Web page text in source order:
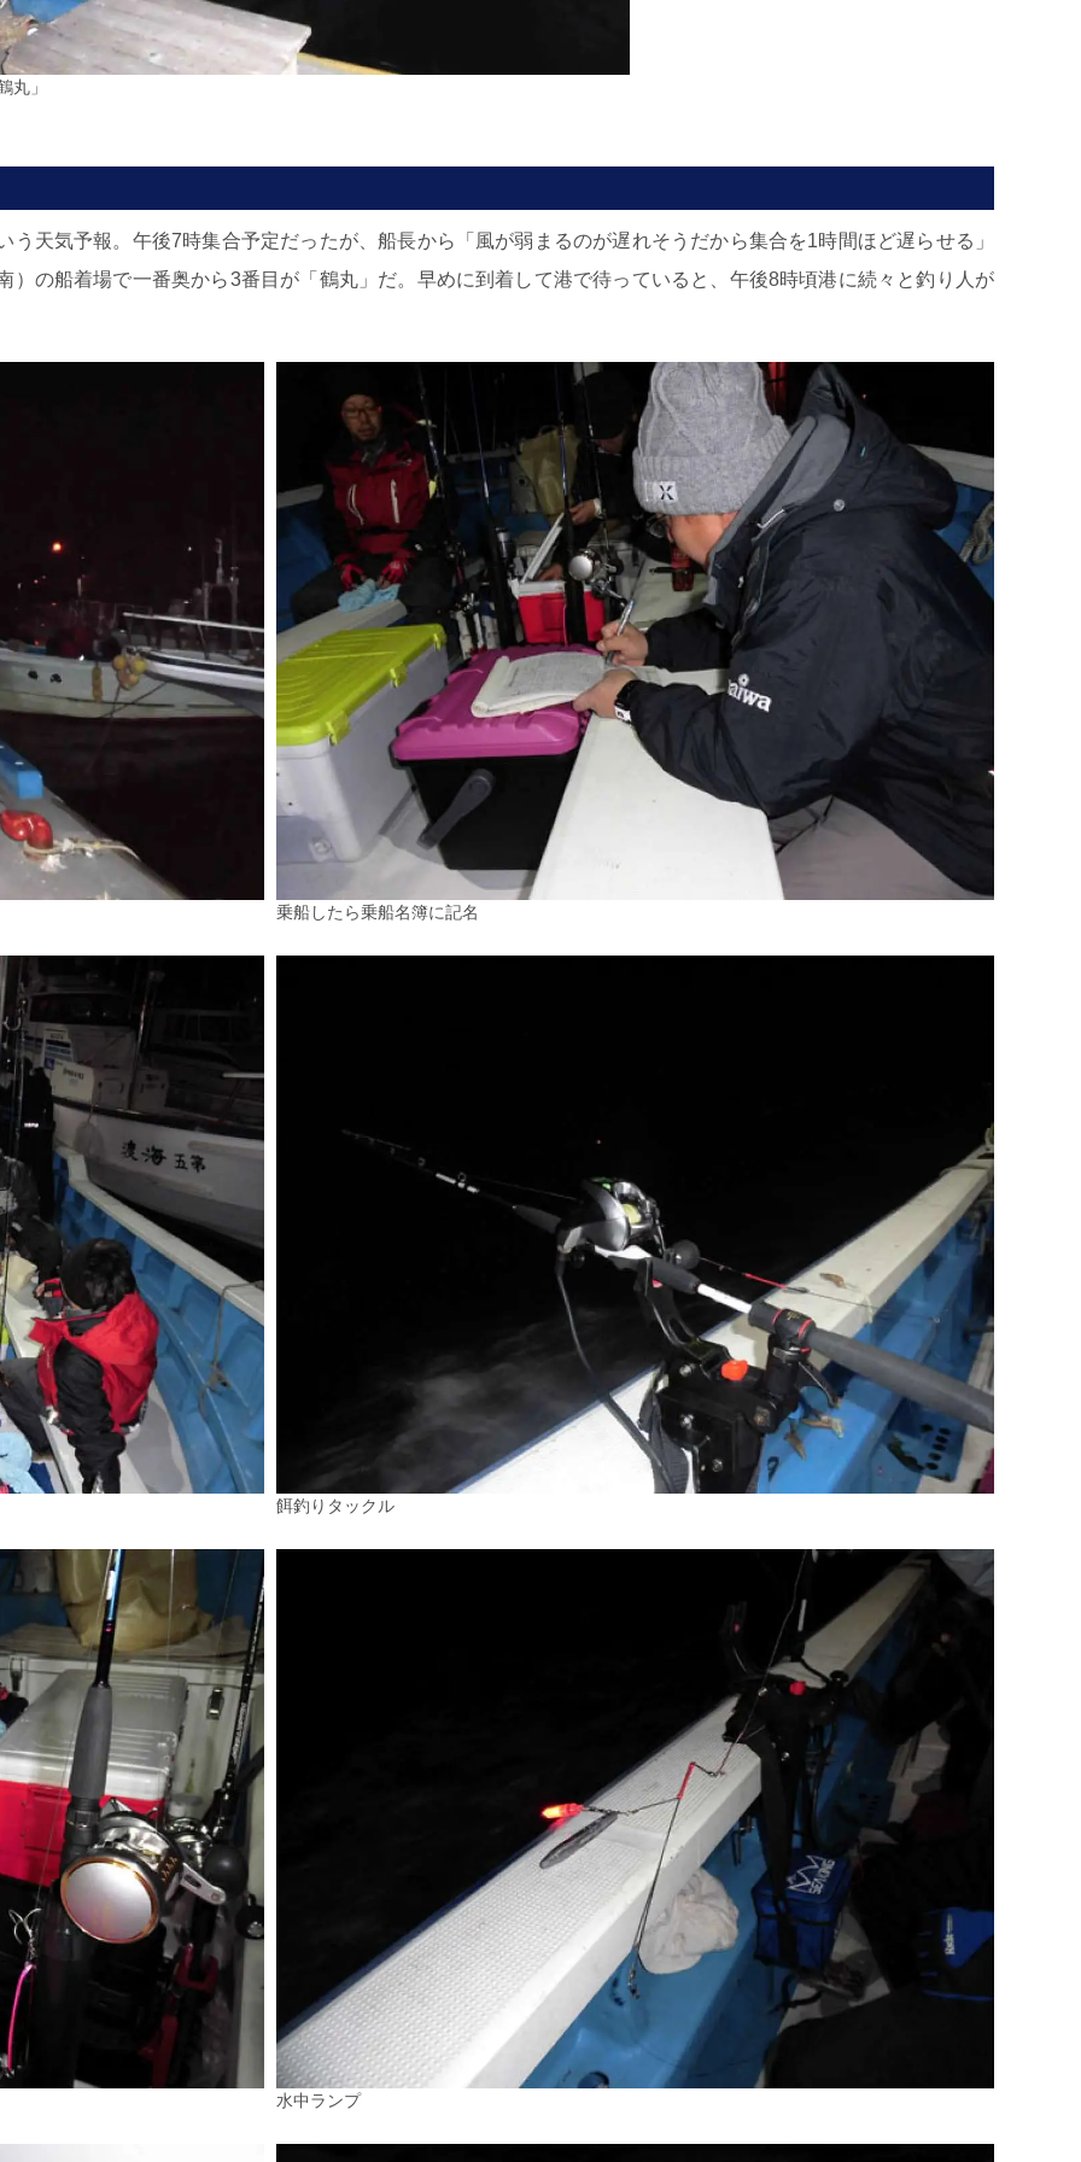
丸」
天気予報。午後7時集合予定だったが、船長から「風が弱まるのが遅れそうだから集合を1時間ほど遅らせる」
）の船着場で一番奥から3番目が「鶴丸」だ。早めに到着して港で待っていると、午後8時頃港に続々と釣り人が
乗船したら乗船名簿に記名
餌釣りタックル
水中ランプ